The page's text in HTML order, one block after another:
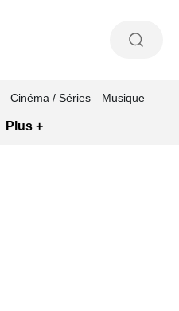
Cinéma / Séries Musique
Plus +